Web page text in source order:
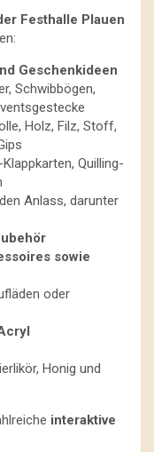
Festhalle Plauen
Geschenkideen
Schwibbögen,
Holz, Filz, Stoff,
Quilling-
Anlass, darunter
sowie
oder
Honig und
interaktive